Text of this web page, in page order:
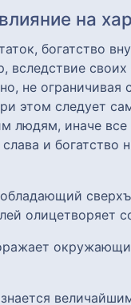
на
богатство
не
этом следует
людям, иначе
и богатство
олицетворяет